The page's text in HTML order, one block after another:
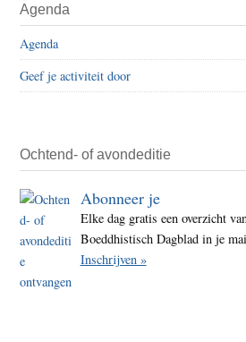
Sidebar
Agenda
Agenda
Geef je activiteit door
Ochtend- of avondeditie
Abonneer je
Elke dag gratis een overzicht
Boeddhistisch Dagblad in je
Inschrijven »